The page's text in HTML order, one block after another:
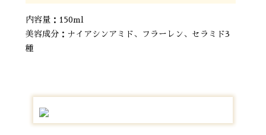
内容量：150ml
美容成分：ナイアシンアミド、フラーレン、セラミド3
種